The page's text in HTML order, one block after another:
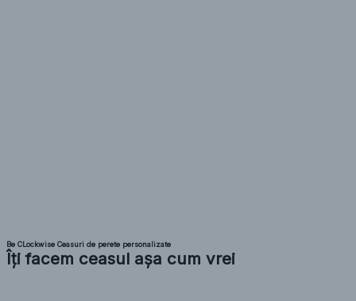
Be CLockwise Ceasuri de perete personalizate
Îți facem ceasul așa cum vrei